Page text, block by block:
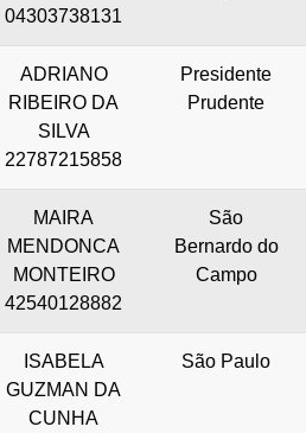
04303738131
ADRIANO
RIBEIRO DA
SILVA
22787215858
Presidente
Prudente
MAIRA
MENDONCA
MONTEIRO
42540128882
São
Bernardo do
Campo
ISABELA
GUZMAN DA
CUNHA
São Paulo